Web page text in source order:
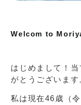
Welcom to
はじめまして！
がとうございます
私は現在46歳（